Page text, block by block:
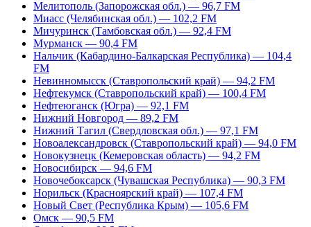
Мелитополь (Запорожская обл.) — 96,7 FM
Миасс (Челябинская обл.) — 102,2 FM
Мичуринск (Тамбовская обл.) — 92,4 FM
Мурманск — 90,4 FM
Нальчик (Кабардино-Балкарская Республика) — 104,4
FM
Невинномысск (Ставропольский край) — 94,2 FM
Нефтекумск (Ставропольский край) — 100,4 FM
Нефтеюганск (Югра) — 92,1 FM
Нижний Новгород — 89,2 FM
Нижний Тагил (Свердловская обл.) — 97,1 FM
Новоалександровск (Ставропольский край) — 94,0 FM
Новокузнецк (Кемеровская область) — 94,2 FM
Новосибирск — 94,6 FM
Новочебоксарск (Чувашская Республика) — 90,3 FM
Норильск (Красноярский край) — 107,4 FM
Новый Свет (Республика Крым) — 105,6 FM
Омск — 90,5 FM